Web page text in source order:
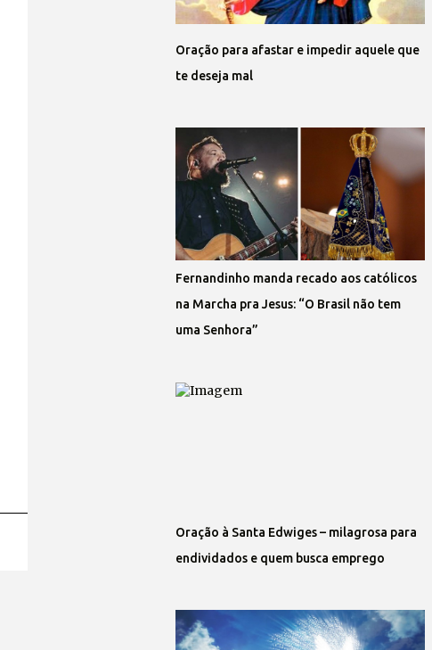
Oração para afastar e impedir aquele que
te deseja mal
Fernandinho manda recado aos católicos
na Marcha pra Jesus: “O Brasil não tem
uma Senhora”
Oração à Santa Edwiges – milagrosa para
endividados e quem busca emprego